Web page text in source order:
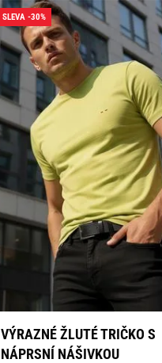
SLEVA -30%
VÝRAZNÉ ŽLUTÉ TRIČKO S
NÁPRSNÍ NÁŠIVKOU